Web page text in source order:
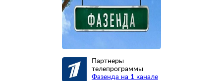
Партнеры
телепрограммы
Фазенда на 1 канале